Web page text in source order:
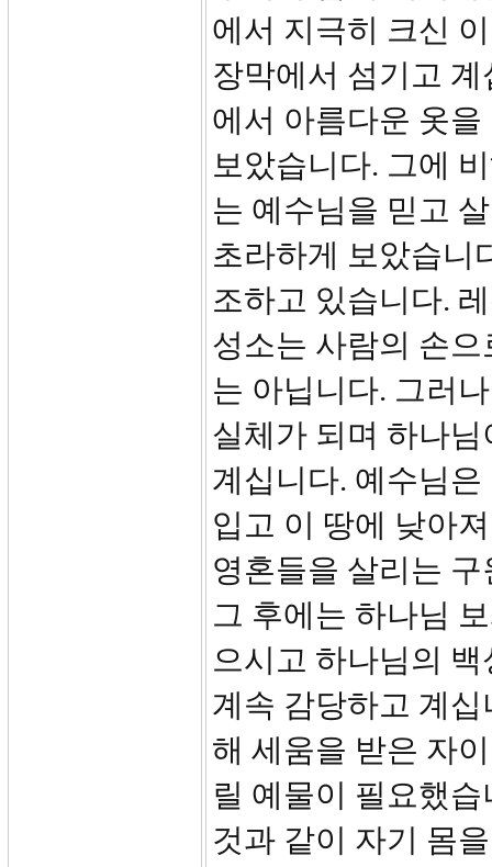
에서 지극히 크신
장막에서 섬기고
에서 아름다운 옷
보았습니다. 그에
는 예수님을 믿고
초라하게 보았습니
조하고 있습니다.
성소는 사람의 손
는 아닙니다. 그러
실체가 되며 하나
계십니다. 예수님
입고 이 땅에 낮아
영혼들을 살리는
그 후에는 하나님
으시고 하나님의
계속 감당하고 계
해 세움을 받은 자
릴 예물이 필요했
것과 같이 자기 몸